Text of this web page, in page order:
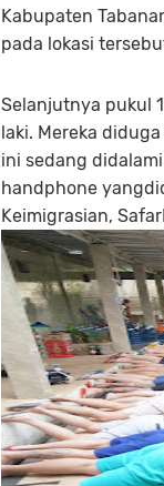
Kabupaten
pada lokasi
Selanjutnya pukul
laki. Mereka
ini sedang
handphone
Keimigrasian,